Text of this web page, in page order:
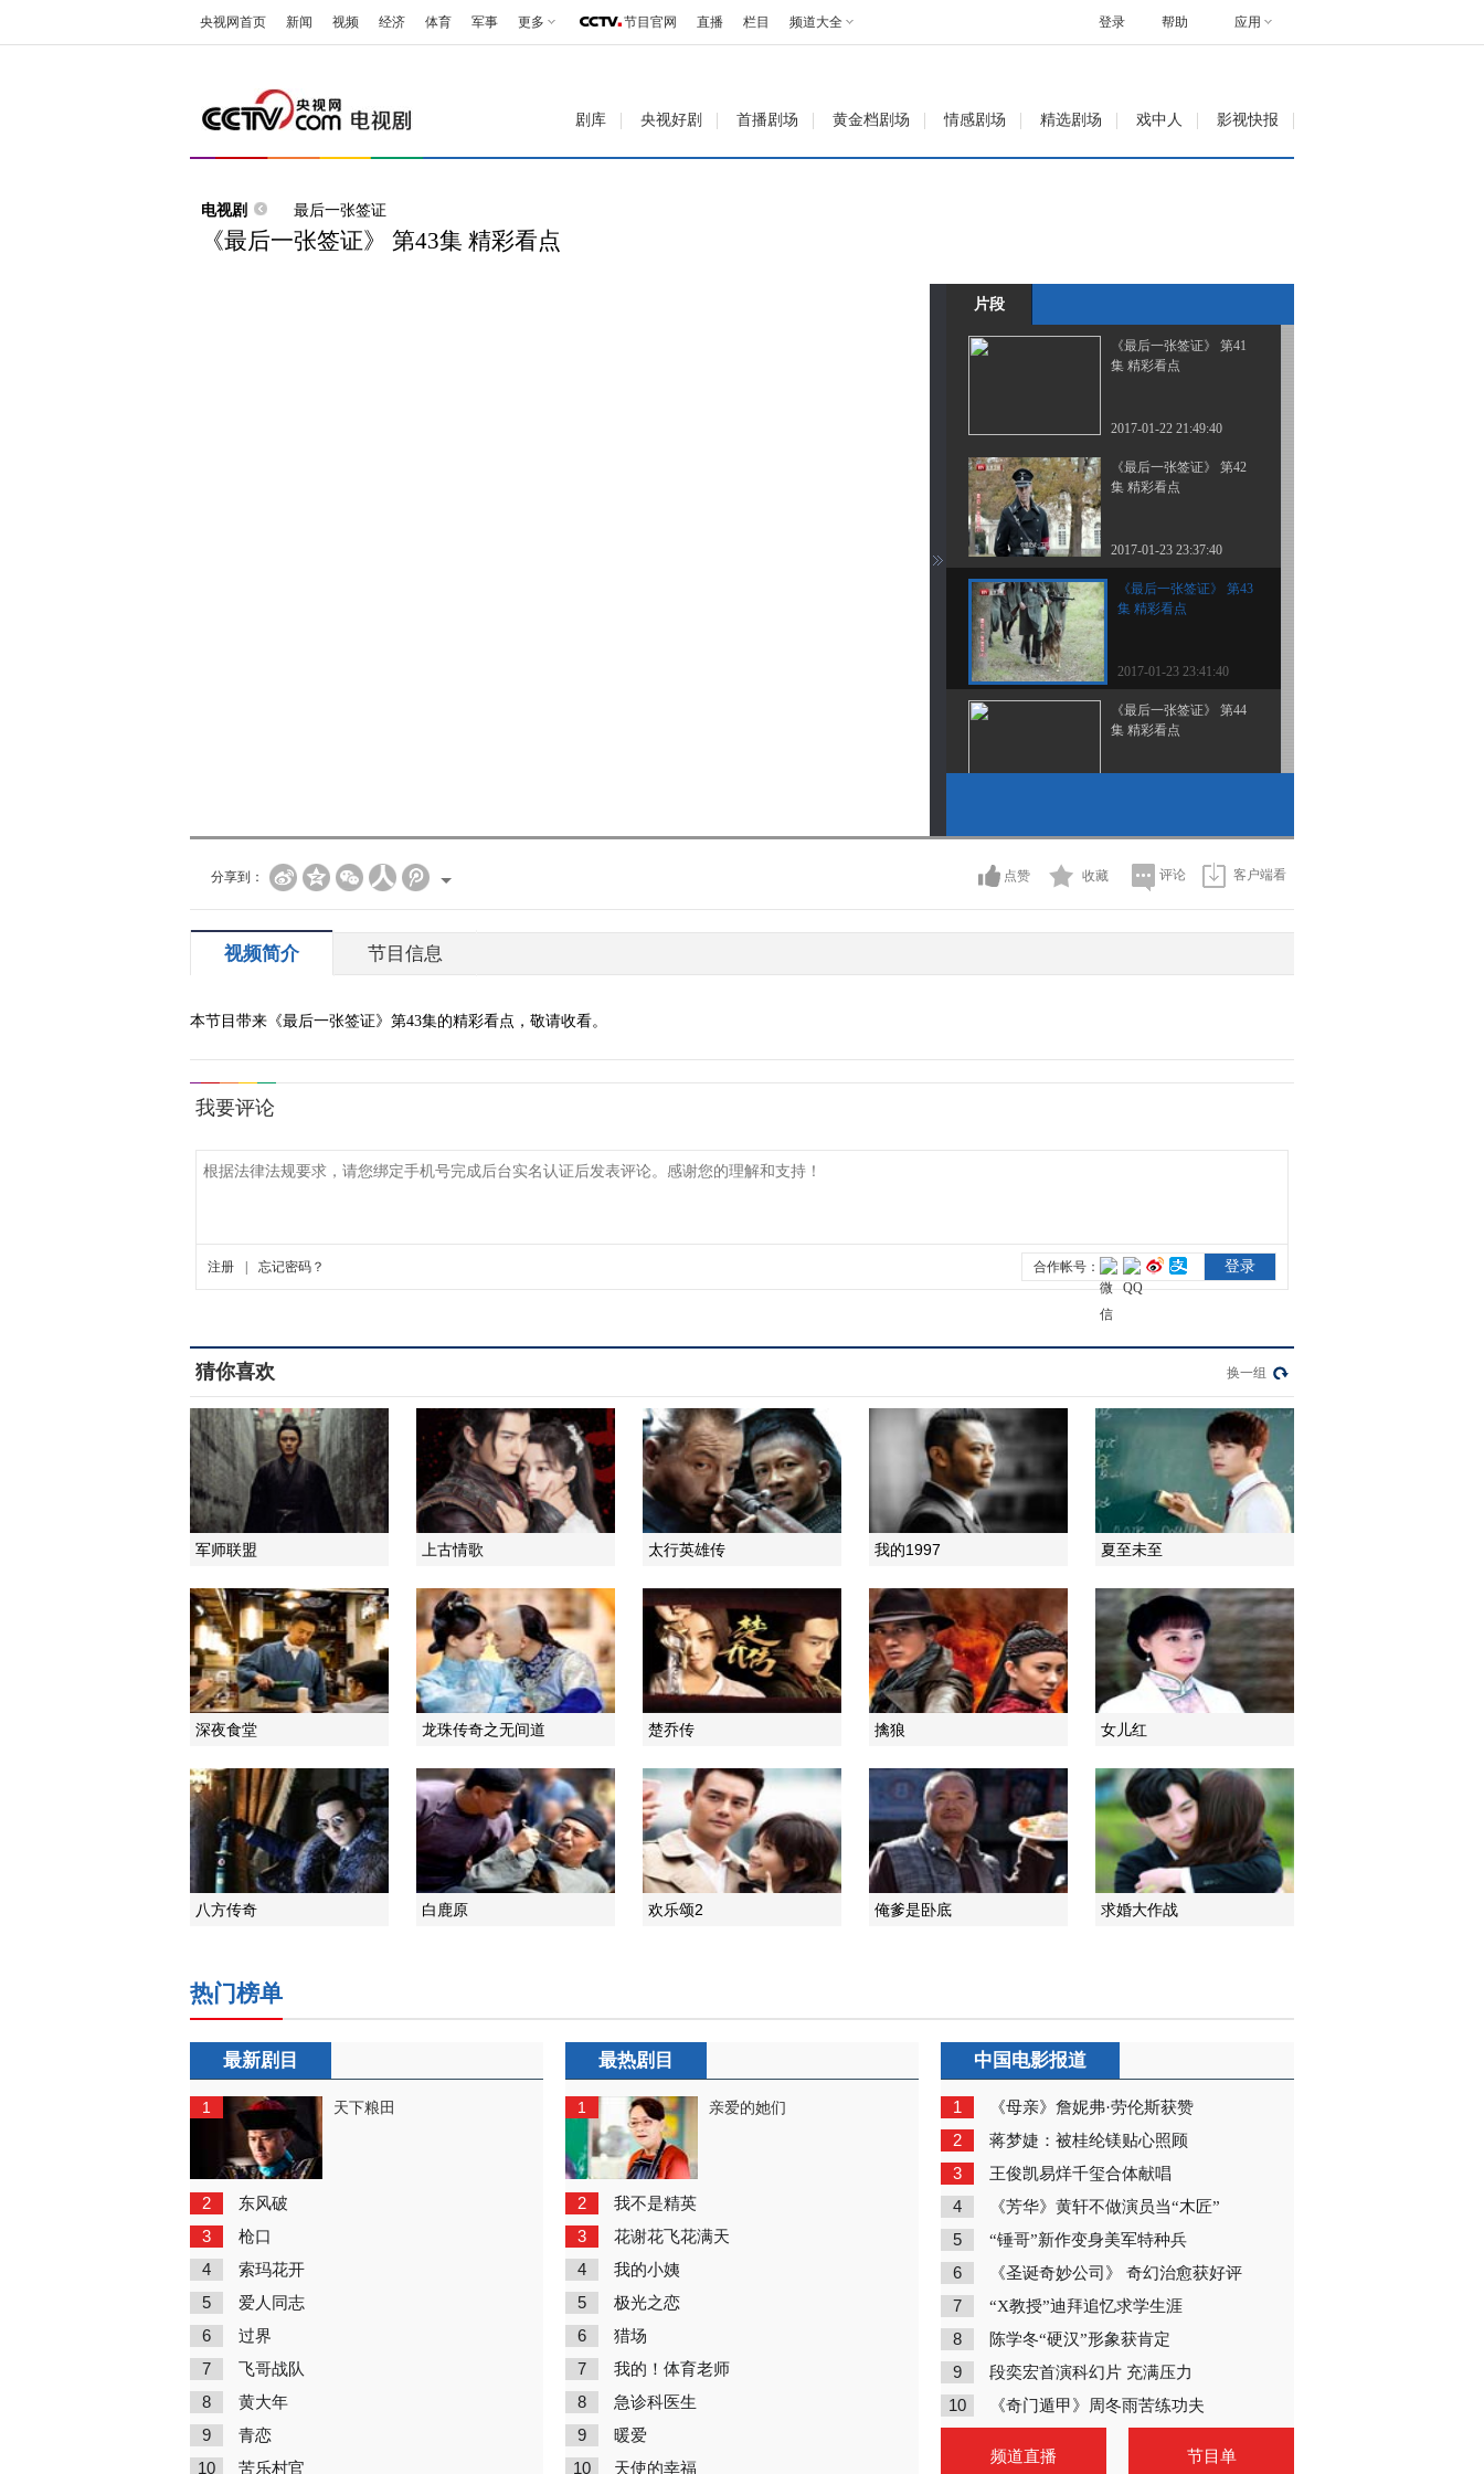
央视网首页 新闻 视频 经济 体育 军事 更多 节目官网 直播 栏目 频道大全 帮助 应用
登录
剧库 央视好剧 首播剧场 黄金档剧场 情感剧场 精选剧场 戏中人 影视快报
电视剧 最后一张签证
《最后一张签证》 第43集 精彩看点
片段
集 精彩看点
《最后一张签证》 第41
集 精彩看点
2017-01-22 21:49:40
《最后一张签证》 第42
集 精彩看点
2017-01-23 23:37:40
《最后一张签证》 第43
集 精彩看点
2017-01-23 23:41:40
《最后一张签证》 第44
集 精彩看点
2017-01-24 21:57:40
集(大结局） 精彩看点
分享到： 点赞 收藏 评论 客户端看
视频简介 节目信息
本节目带来《最后一张签证》第43集的精彩看点，敬请收看。
猜你喜欢 换一组
军师联盟 上古情歌 太行英雄传 我的1997 夏至未至
深夜食堂 龙珠传奇之无间道 楚乔传 擒狼 女儿红
八方传奇 白鹿原 欢乐颂2 俺爹是卧底 求婚大作战
热门榜单
最新剧目
1 天下粮田
2 东风破
3 枪口
4 索玛花开
5 爱人同志
6 过界
7 飞哥战队
8 黄大年
9 青恋
10 苦乐村官
最热剧目
1 亲爱的她们
2 我不是精英
3 花谢花飞花满天
4 我的小姨
5 极光之恋
6 猎场
7 我的！体育老师
8 急诊科医生
9 暖爱
10 天使的幸福
中国电影报道
1 《母亲》詹妮弗·劳伦斯获赞
2 蒋梦婕：被桂纶镁贴心照顾
3 王俊凯易烊千玺合体献唱
4 《芳华》黄轩不做演员当“木匠”
5 “锤哥”新作变身美军特种兵
6 《圣诞奇妙公司》 奇幻治愈获好评
7 “X教授”迪拜追忆求学生涯
8 陈学冬“硬汉”形象获肯定
9 段奕宏首演科幻片 充满压力
10 《奇门遁甲》周冬雨苦练功夫
频道直播 节目单